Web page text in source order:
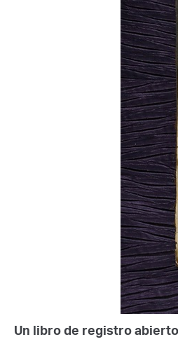
Un libro de registro